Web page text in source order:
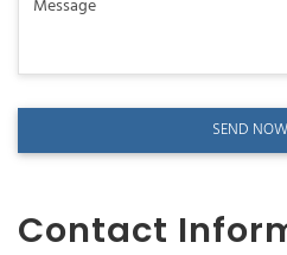
SEND NOW
Contact